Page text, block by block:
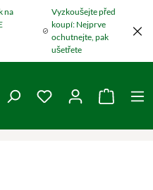
na
Vyzkoušejte před
koupí: Nejprve
ochutnejte, pak
ušetřete
Máte 0 položky v